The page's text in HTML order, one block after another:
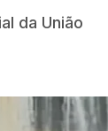
da União